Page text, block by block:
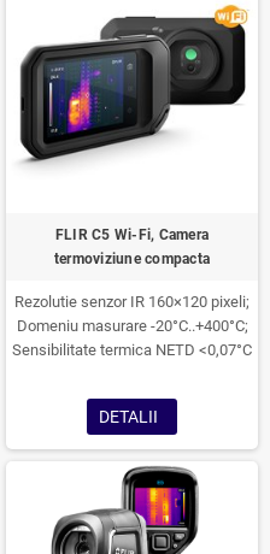
FLIR C5 Wi-Fi, Camera
termoviziune compacta
Rezolutie senzor IR 160×120 pixeli;
Domeniu masurare -20°C..+400°C;
Sensibilitate termica NETD <0,07°C
DETALII